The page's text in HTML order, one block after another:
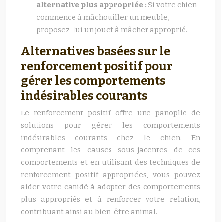
alternative plus appropriée : Si votre chien
commence à mâchouiller un meuble,
proposez-lui un jouet à mâcher approprié.
Alternatives basées sur le
renforcement positif pour
gérer les comportements
indésirables courants
Le renforcement positif offre une panoplie de
solutions pour gérer les comportements
indésirables courants chez le chien. En
comprenant les causes sous-jacentes de ces
comportements et en utilisant des techniques de
renforcement positif appropriées, vous pouvez
aider votre canidé à adopter des comportements
plus appropriés et à renforcer votre relation,
contribuant ainsi au bien-être animal.